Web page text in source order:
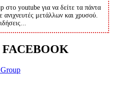
youtube για να δείτε τα πάντα
ανιχνευτές μετάλλων και χρυσού.
Group